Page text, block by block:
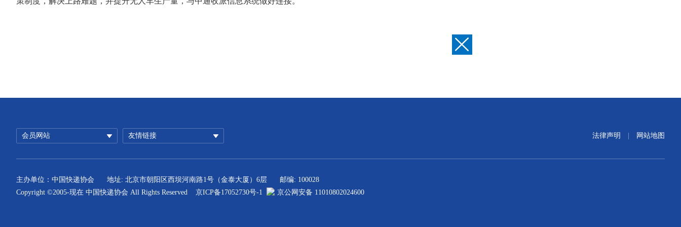
会员网站 友情链接 法律声明 网站地图
主办单位：中国快递协会 地址: 北京市朝阳区西坝河南路1号（金泰大厦）6层
邮编: 100028
Copyright ©2005-现在 中国快递协会 All Rights Reserved
京ICP备17052730号-1 京公网安备 11010802024600